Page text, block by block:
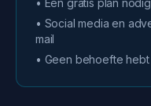
• Een gratis plan
• Social media en
mail
• Geen behoefte